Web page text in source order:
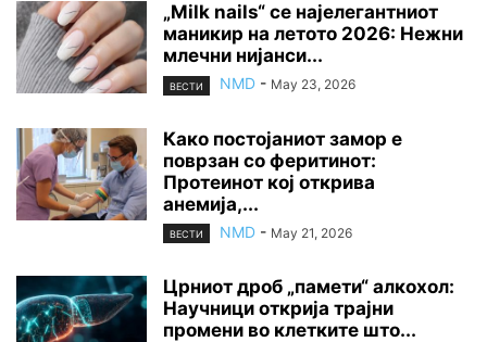
„Milk nails“ се најелегантниот
маникир на летото 2026: Нежни
млечни нијанси...
ВЕСТИ NMD - May 23, 2026
Како постојаниот замор е
поврзан со феритинот:
Протеинот кој открива
анемија,...
ВЕСТИ NMD - May 21, 2026
Црниот дроб „памети“ алкохол:
Научници открија трајни
промени во клетките што...